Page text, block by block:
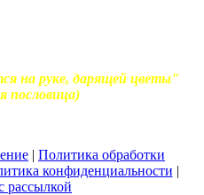
на руке, дарящей цветы"
пословица)
| Политика обработки
конфиденциальности |
рассылкой